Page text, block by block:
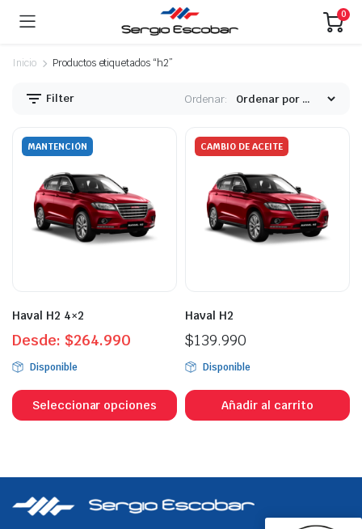
0
Inicio Productos etiquetados “h2”
Filter Ordenar:
MANTENCIÓN
Haval H2 4×2
Desde: $264.990
Disponible
Seleccionar opciones
producto
tiene
Las
opciones
CAMBIO DE ACEITE
Haval H2
$139.990
Disponible
Añadir al carrito